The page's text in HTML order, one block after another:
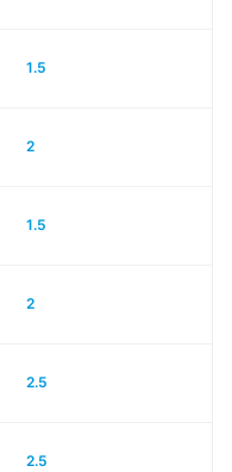
1.5
2
1.5
2
2.5
2.5